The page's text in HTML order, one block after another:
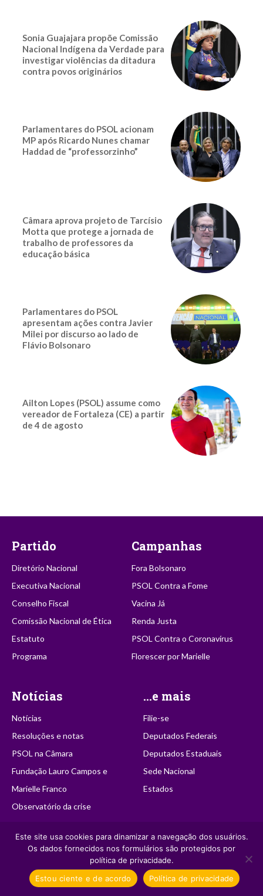
Sonia Guajajara propõe Comissão
Nacional Indígena da Verdade para
investigar violências da ditadura
contra povos originários
Parlamentares do PSOL acionam
MP após Ricardo Nunes chamar
Haddad de “professorzinho”
Câmara aprova projeto de Tarcísio
Motta que protege a jornada de
trabalho de professores da
educação básica
Parlamentares do PSOL
apresentam ações contra Javier
Milei por discurso ao lado de
Flávio Bolsonaro
Ailton Lopes (PSOL) assume como
vereador de Fortaleza (CE) a partir
de 4 de agosto
Partido
Diretório Nacional
Executiva Nacional
Conselho Fiscal
Comissão Nacional de Ética
Estatuto
Programa
Campanhas
Fora Bolsonaro
PSOL Contra a Fome
Vacina Já
Renda Justa
PSOL Contra o Coronavírus
Florescer por Marielle
Notícias
Notícias
Resoluções e notas
PSOL na Câmara
Fundação Lauro Campos e
Marielle Franco
Observatório da crise
...e mais
Filie-se
Deputados Federais
Deputados Estaduais
Sede Nacional
Estados
Receba informações do PSOL
Seu Nome
Este site usa cookies para dinamizar a navegação dos usuários.
Os dados fornecidos nos formulários são protegidos por
política de privacidade.
Estou ciente e de acordo
Política de privacidade